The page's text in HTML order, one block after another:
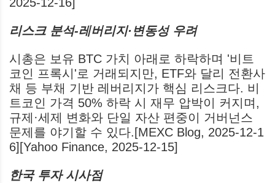
리스크 분석-레버리지·변동성 우려
시총은 보유 BTC 가치 아래로 하락하며 '비트
코인 프록시'로 거래되지만, ETF와 달리 전환사
채 등 부채 기반 레버리지가 핵심 리스크다. 비
트코인 가격 50% 하락 시 재무 압박이 커지며,
규제·세제 변화와 단일 자산 편중이 거버넌스
문제를 야기할 수 있다.[MEXC Blog, 2025-12-1
6][Yahoo Finance, 2025-12-15]
한국 투자 시사점